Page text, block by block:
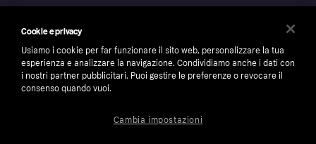
Cookie e privacy
Usiamo i cookie per far funzionare il sito web, personalizzare la tua
esperienza e analizzare la navigazione. Condividiamo anche i dati con
i nostri partner pubblicitari. Puoi gestire le preferenze o revocare il
consenso quando vuoi.
Cambia impostazioni